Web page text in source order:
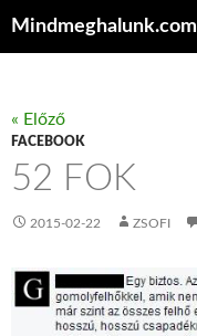
Mindmeghalunk.com
« Előző
FACEBOOK
52 FOK
2015-02-22 ZSOFI